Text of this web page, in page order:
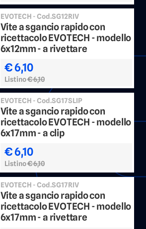
EVOTECH - Cod.SG12RIV
Vite a sgancio rapido con
ricettacolo EVOTECH - modello
6x12mm - a rivettare
€ 6,10
Listino€ 6,10
EVOTECH - Cod.SG17SLIP
Vite a sgancio rapido con
ricettacolo EVOTECH - modello
6x17mm - a clip
€ 6,10
Listino€ 6,10
EVOTECH - Cod.SG17RIV
Vite a sgancio rapido con
ricettacolo EVOTECH - modello
6x17mm - a rivettare